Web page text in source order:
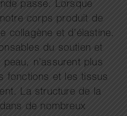
passe. Lorsque
corps produit de
collagène et d’élastine.
du soutien et
n’assurent plus
fonctions et les tissus
La structure de la
de nombreux